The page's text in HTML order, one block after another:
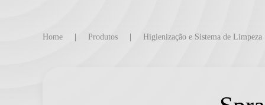
Home Produtos Higienização e Sistema de Limpeza